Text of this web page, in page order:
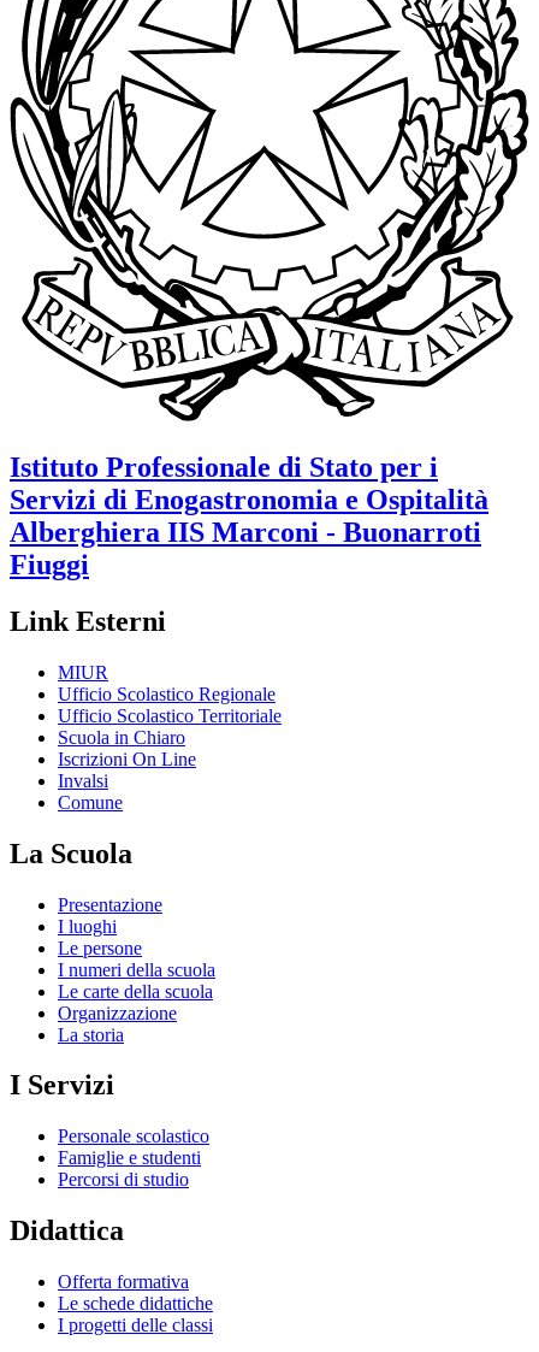
Istituto Professionale di Stato per i
Servizi di Enogastronomia e Ospitalità
Alberghiera IIS Marconi - Buonarroti
Fiuggi
Link Esterni
MIUR
Ufficio Scolastico Regionale
Ufficio Scolastico Territoriale
Scuola in Chiaro
Iscrizioni On Line
Invalsi
Comune
La Scuola
Presentazione
I luoghi
Le persone
I numeri della scuola
Le carte della scuola
Organizzazione
La storia
I Servizi
Personale scolastico
Famiglie e studenti
Percorsi di studio
Didattica
Offerta formativa
Le schede didattiche
I progetti delle classi